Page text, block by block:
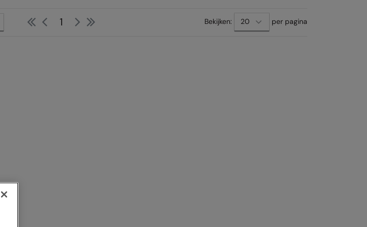
FirstPrevious
1 Next Bekijken: per pagina